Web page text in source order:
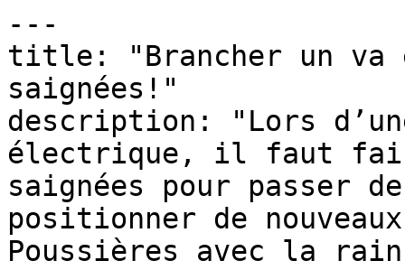
---
title: "Brancher un
saignées!"
description: "Lors
électrique, il faut
saignées pour passer
positionner de
Poussières avec la